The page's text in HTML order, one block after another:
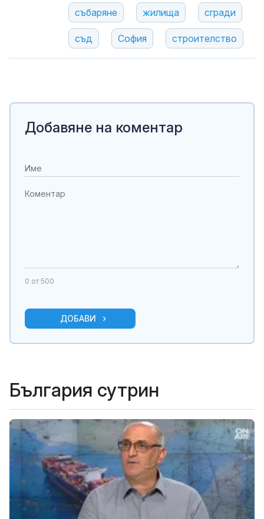
събаряне жилища сгради
съд София строителство
Добавяне на коментар
0 от 500
ДОБАВИ
България сутрин